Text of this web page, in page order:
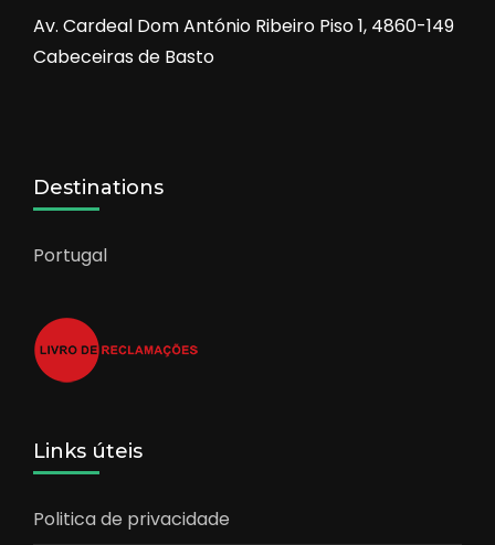
Av. Cardeal Dom António Ribeiro Piso 1, 4860-149
Cabeceiras de Basto
Destinations
Portugal
Links úteis
Politica de privacidade